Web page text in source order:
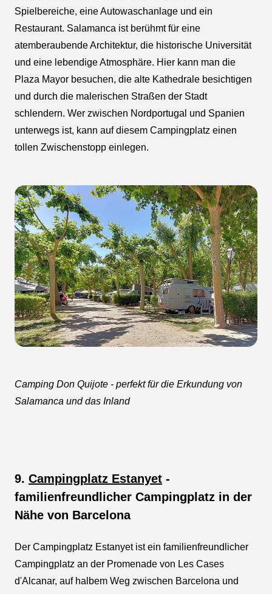
Spielbereiche, eine Autowaschanlage und ein
Restaurant. Salamanca ist berühmt für eine
atemberaubende Architektur, die historische Universität
und eine lebendige Atmosphäre. Hier kann man die
Plaza Mayor besuchen, die alte Kathedrale besichtigen
und durch die malerischen Straßen der Stadt
schlendern. Wer zwischen Nordportugal und Spanien
unterwegs ist, kann auf diesem Campingplatz einen
tollen Zwischenstopp einlegen.
Camping Don Quijote - perfekt für die Erkundung von
Salamanca und das Inland
9. Campingplatz Estanyet -
familienfreundlicher Campingplatz in der
Nähe von Barcelona
Der Campingplatz Estanyet ist ein familienfreundlicher
Campingplatz an der Promenade von Les Cases
d'Alcanar, auf halbem Weg zwischen Barcelona und